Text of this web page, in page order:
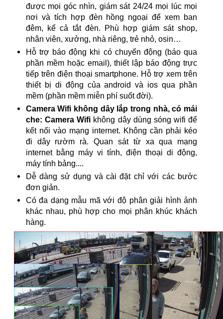
được mọi góc nhìn, giám sát 24/24 mọi lúc mọi
nơi và tích hợp đèn hồng ngoại để xem ban
đêm, kể cả tắt đèn. Phù hợp giám sát shop,
nhân viên, xưởng, nhà riêng, trẻ nhỏ, osin…
Hỗ trợ báo động khi có chuyển động (báo qua
phần mềm hoặc email), thiết lập báo động trực
tiếp trên điện thoại smartphone. Hỗ trợ xem trên
thiết bị di động của android và ios qua phần
mềm (phần mềm miễn phí suốt đời).
Camera Wifi không dây lắp trong nhà, có mái
che: Camera Wifi không dây dùng sóng wifi để
kết nối vào mạng internet. Không cần phải kéo
đi dây rườm rà. Quan sát từ xa qua mạng
internet bằng máy vi tính, điện thoại di động,
máy tính bảng....
Dễ dàng sử dụng và cài đặt chỉ với các bước
đơn giản.
Có đa dạng mẫu mã với độ phân giải hình ảnh
khác nhau, phù hợp cho mọi phân khúc khách
hàng.